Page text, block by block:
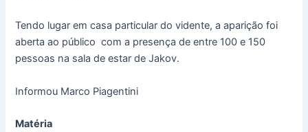
Tendo lugar em casa particular do vidente, a aparição foi
aberta ao público com a presença de entre 100 e 150
pessoas na sala de estar de Jakov.
Informou Marco Piagentini
Matéria